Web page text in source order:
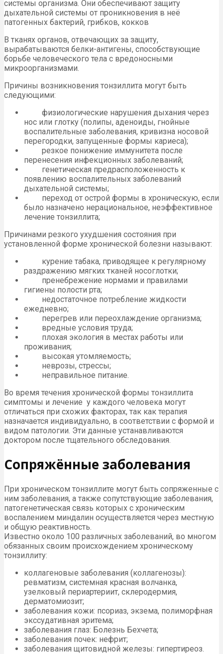
системы организма. Они обеспечивают защиту
дыхательной системы от проникновения в неё
патогенных бактерий, грибков, кокков
В тканях органов, отвечающих за защиту,
вырабатываются белки-антигены, способствующие
борьбе человеческого тела с вредоносными
микроорганизмами.
Причины возникновения тонзиллита могут быть
следующими:
физиологические нарушения дыхания через
нос или глотку (полипы, аденоиды, гнойные
воспалительные заболевания, кривизна носовой
перегородки, запущенные формы кариеса);
резкое понижение иммунитета после
перенесения инфекционных заболеваний;
генетическая предрасположенность к
появлению воспалительных заболеваний
дыхательной системы;
переход от острой формы в хроническую, если
было назначено нерациональное, неэффективное
лечение тонзиллита;
Причинами резкого ухудшения состояния при
установленной форме хронической болезни называют:
курение табака, приводящее к регулярному
раздражению мягких тканей носоглотки;
пренебрежение нормами и правилами
гигиены полости рта;
недостаточное потребление жидкости
ежедневно;
перегрев или переохлаждение организма;
вредные условия труда;
плохая экология в местах работы или
проживания;
высокая утомляемость;
неврозы, стрессы;
неправильное питание.
Во время течения хронической формы тонзиллита
симптомы и лечение у каждого человека могут
отличаться при схожих факторах, так как терапия
назначается индивидуально, в соответствии с формой и
видом патологии. Эти данные устанавливаются
доктором после тщательного обследования.
Сопряжённые заболевания
При хроническом тонзиллите могут быть сопряженные с
ним заболевания, а также сопутствующие заболевания,
патогенетическая связь которых с хроническим
воспалением миндалин осуществляется через местную
и общую реактивность.
Известно около 100 различных заболеваний, во многом
обязанных своим происхождением хроническому
тонзиллиту:
коллагеновые заболевания (коллагенозы):
ревматизм, системная красная волчанка,
узелковый периартериит, склеродермия,
дерматомиозит;
заболевания кожи: псориаз, экзема, полиморфная
экссудативная эритема;
заболевания глаз: Болезнь Бехчета;
заболевания почек: нефрит;
заболевания щитовидной железы: гипертиреоз.